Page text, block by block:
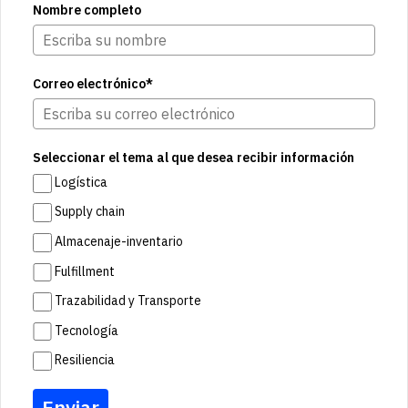
Nombre completo
Correo electrónico*
Seleccionar el tema al que desea recibir información
Logística
Supply chain
Almacenaje-inventario
Fulfillment
Trazabilidad y Transporte
Tecnología
Resiliencia